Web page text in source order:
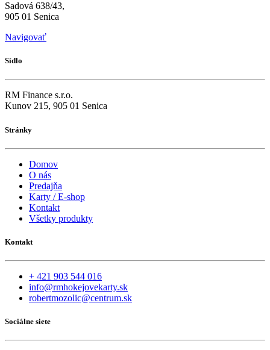
Sadová 638/43,
905 01 Senica
Navigovať
Sídlo
RM Finance s.r.o.
Kunov 215, 905 01 Senica
Stránky
Domov
O nás
Predajňa
Karty / E-shop
Kontakt
Všetky produkty
Kontakt
+ 421 903 544 016
info@rmhokejovekarty.sk
robertmozolic@centrum.sk
Sociálne siete